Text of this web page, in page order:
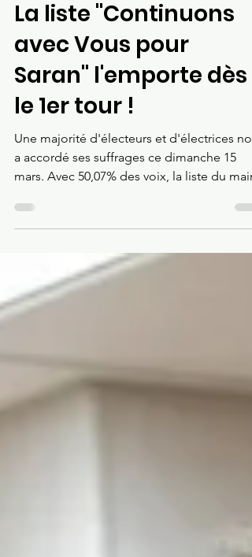
Continuons avec vous pour Saran
1 min de lecture
Elections municipales 2026
La liste "Continuons
avec Vous pour
Saran" l'emporte dès
le 1er tour !
Une majorité d'électeurs et d'électrices
a accordé ses suffrages ce dimanche 15
mars. Avec 50,07% des voix, la liste du
sortant est victorieuse dès le 1er tour.